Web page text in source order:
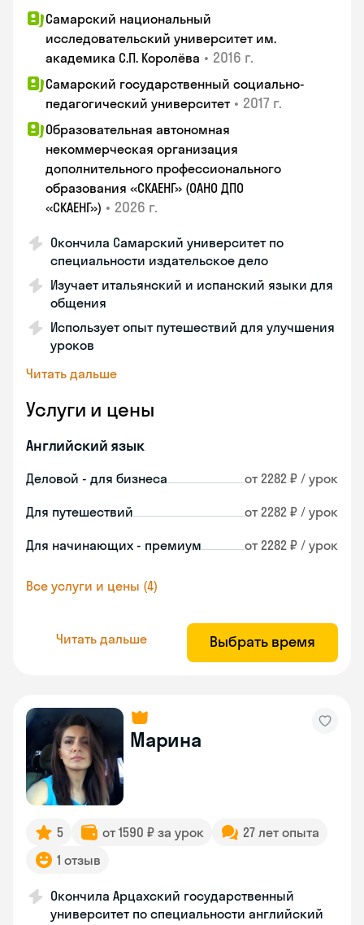
Самарский национальный
исследовательский университет им.
академика С.П. Королёва • 2016 г.
Самарский государственный социально-
педагогический университет • 2017 г.
Образовательная автономная
некоммерческая организация
дополнительного профессионального
образования «СКАЕНГ» (ОАНО ДПО
«СКАЕНГ») • 2026 г.
Окончила Самарский университет по
специальности издательское дело
Изучает итальянский и испанский языки для
общения
Использует опыт путешествий для улучшения
уроков
Читать дальше
Услуги и цены
Английский язык
Деловой - для бизнеса от 2282 ₽ / урок
Для путешествий от 2282 ₽ / урок
Для начинающих - премиум от 2282 ₽ / урок
Все услуги и цены (4)
Читать дальше Выбрать время
Марина
5 от 1590 ₽ за урок
27 лет опыта
1 отзыв
Окончила Арцахский государственный
университет по специальности английский